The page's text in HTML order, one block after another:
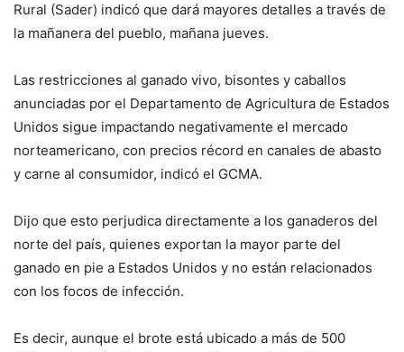
Rural (Sader) indicó que dará mayores detalles a través de
la mañanera del pueblo, mañana jueves.
Las restricciones al ganado vivo, bisontes y caballos
anunciadas por el Departamento de Agricultura de Estados
Unidos sigue impactando negativamente el mercado
norteamericano, con precios récord en canales de abasto
y carne al consumidor, indicó el GCMA.
Dijo que esto perjudica directamente a los ganaderos del
norte del país, quienes exportan la mayor parte del
ganado en pie a Estados Unidos y no están relacionados
con los focos de infección.
Es decir, aunque el brote está ubicado a más de 500